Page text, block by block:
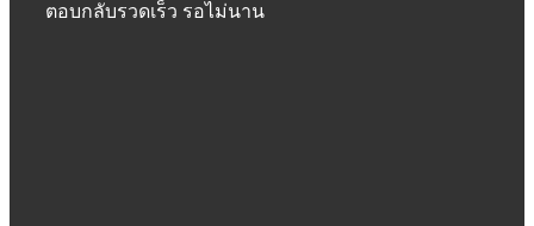
ตอบกลับรวดเร็ว รอไม่นาน